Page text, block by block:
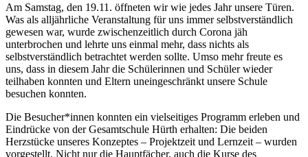
Am Samstag, den 19.11. öffneten wir wie jedes Jahr unsere Türen.
Was als alljährliche Veranstaltung für uns immer selbstverständlich
gewesen war, wurde zwischenzeitlich durch Corona jäh
unterbrochen und lehrte uns einmal mehr, dass nichts als
selbstverständlich betrachtet werden sollte. Umso mehr freute es
uns, dass in diesem Jahr die Schülerinnen und Schüler wieder
teilhaben konnten und Eltern uneingeschränkt unsere Schule
besuchen konnten.
Die Besucher*innen konnten ein vielseitiges Programm erleben und
Eindrücke von der Gesamtschule Hürth erhalten: Die beiden
Herzstücke unseres Konzeptes – Projektzeit und Lernzeit – wurden
vorgestellt. Nicht nur die Hauptfächer, auch die Kurse des